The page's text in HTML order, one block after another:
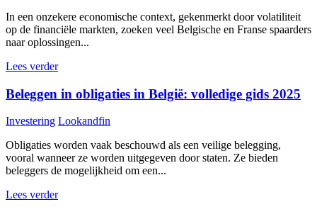
In een onzekere economische context, gekenmerkt door volatiliteit
op de financiële markten, zoeken veel Belgische en Franse spaarders
naar oplossingen...
Lees verder
Beleggen in obligaties in België: volledige gids 2025
Investering Lookandfin
Obligaties worden vaak beschouwd als een veilige belegging,
vooral wanneer ze worden uitgegeven door staten. Ze bieden
beleggers de mogelijkheid om een...
Lees verder